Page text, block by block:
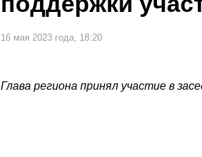
16 мая 2023 года, 18:20
Глава региона принял участие в